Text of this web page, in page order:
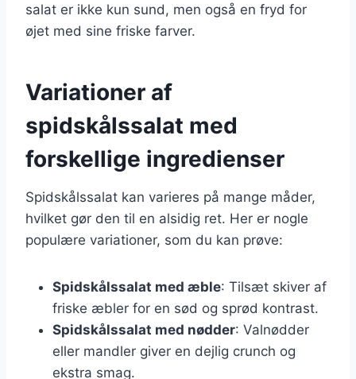
salat er ikke kun sund, men også en fryd for
øjet med sine friske farver.
Variationer af
spidskålssalat med
forskellige ingredienser
Spidskålssalat kan varieres på mange måder,
hvilket gør den til en alsidig ret. Her er nogle
populære variationer, som du kan prøve:
Spidskålssalat med æble: Tilsæt skiver af
friske æbler for en sød og sprød kontrast.
Spidskålssalat med nødder: Valnødder
eller mandler giver en dejlig crunch og
ekstra smag.